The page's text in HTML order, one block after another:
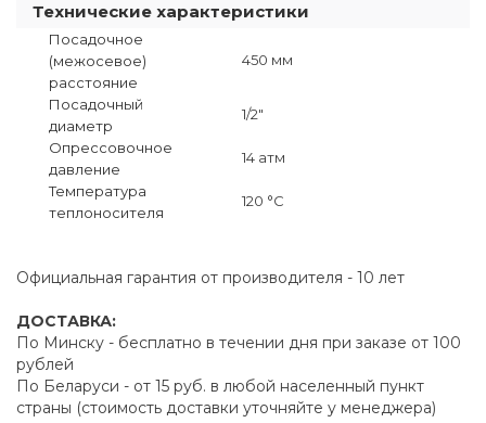
Технические характеристики
Посадочное
(межосевое)
расстояние
450 мм
Посадочный
диаметр
1/2"
Опрессовочное
давление
14 атм
Температура
теплоносителя
120 °C
Официальная гарантия от производителя - 10 лет
ДОСТАВКА:
По Минску - бесплатно в течении дня при заказе от 100
рублей
По Беларуси - от 15 руб. в любой населенный пункт
страны (стоимость доставки уточняйте у менеджера)